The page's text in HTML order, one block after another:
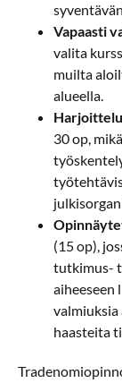
Vapaasti
valita
muilta
alueella.
30 op,
(15 op),
tutkimus-
valmiuksia
haasteita